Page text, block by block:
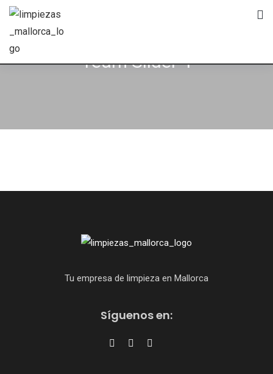
Team Slider 4
Tu empresa de limpieza en Mallorca
Síguenos en: